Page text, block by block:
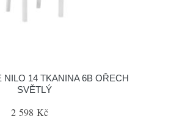
NILO 14 TKANINA 6B OŘECH
SVĚTLÝ
2 598 Kč